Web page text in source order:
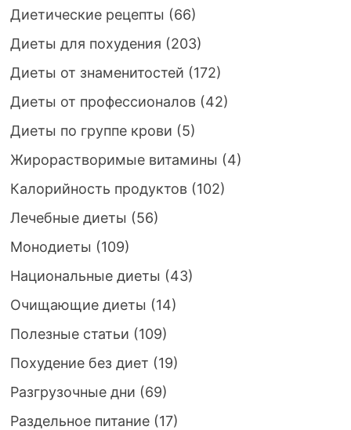
Диетические рецепты (66)
Диеты для похудения (203)
Диеты от знаменитостей (172)
Диеты от профессионалов(42)
Диеты по группе крови (5)
Жирорастворимые витамины (4)
Калорийность продуктов(102)
Лечебные диеты (56)
Монодиеты (109)
Национальные диеты (43)
Очищающие диеты (14)
Полезные статьи (109)
Похудение без диет (19)
Разгрузочные дни (69)
Раздельное питание(17)